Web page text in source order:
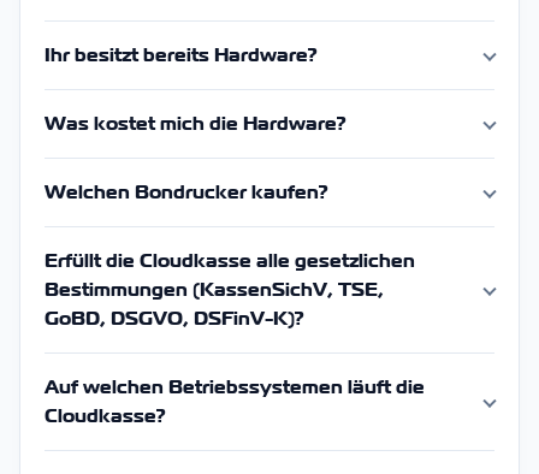
Ihr besitzt bereits Hardware?
Was kostet mich die Hardware?
Welchen Bondrucker kaufen?
Erfüllt die Cloudkasse alle gesetzlichen
Bestimmungen (KassenSichV, TSE,
GoBD, DSGVO, DSFinV-K)?
Auf welchen Betriebssystemen läuft die
Cloudkasse?